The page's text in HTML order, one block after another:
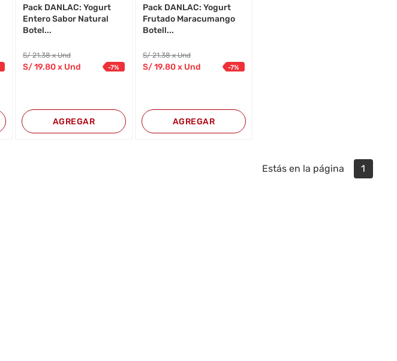
Pack DANLAC: Yogurt
Entero Sabor Natural
Botel...
S/21.38 x Und
S/19.80x Und -7%
AGREGAR
Pack DANLAC: Yogurt
Frutado Maracumango
Botell...
S/21.38 x Und
S/19.80x Und -7%
AGREGAR
Estás en la página 1